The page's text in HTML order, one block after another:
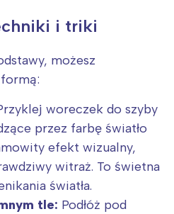
i triki
możesz
woreczek do szyby
przez farbę światło
efekt wizualny,
witraż. To świetna
światła.
tle: Podłóż pod